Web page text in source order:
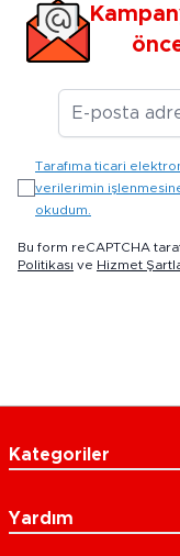
Tarafıma ticari
verilerimin
okudum.
Bu form reCAPTCHA
Politikası ve Hizmet
Kategoriler
Yardım